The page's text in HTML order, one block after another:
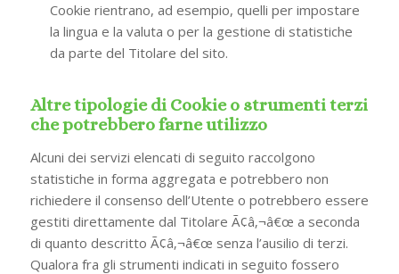
Cookie rientrano, ad esempio, quelli per impostare
la lingua e la valuta o per la gestione di statistiche
da parte del Titolare del sito.
Altre tipologie di Cookie o strumenti terzi
che potrebbero farne utilizzo
Alcuni dei servizi elencati di seguito raccolgono
statistiche in forma aggregata e potrebbero non
richiedere il consenso dell’Utente o potrebbero essere
gestiti direttamente dal Titolare Ã¢â‚¬â€œ a seconda
di quanto descritto Ã¢â‚¬â€œ senza l’ausilio di terzi.
Qualora fra gli strumenti indicati in seguito fossero